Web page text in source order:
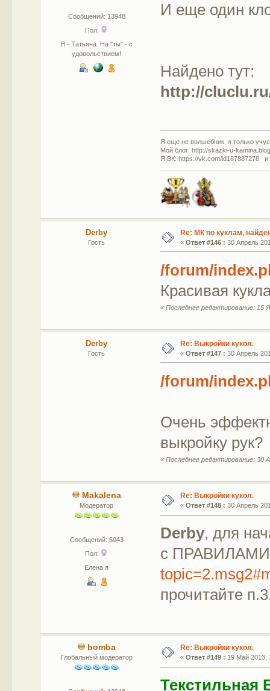
Сообщений: 13948
Пол:
Я - Татьяна. На "ты" - с
удовольствием!
И еще один
Найдено тут:
http://
Я еще не волшебник, я только
Мой блог: http://skazki-u-
Я ВК: https://vk.com/id187887278 и
Derby
Гость
Re: МК по куклам,
« Ответ #146 : 30 Апрель
/forum/
Красивая
«Последнее редактирование: 15
Derby
Гость
Re: Выкройки кукол.
« Ответ #147 : 30 Апрель
/forum/
Очень
выкройку рук?
«Последнее редактирование: 30
Makalena
Модератор
Сообщений: 5043
Пол:
Елена я
Re: Выкройки кукол.
« Ответ #148 : 30 Апрель
Derby, для
с
прочитайте
bomba
Глобальный модератор
Re: Выкройки кукол.
« Ответ #149 : 19 Май 2013,
Текстильная